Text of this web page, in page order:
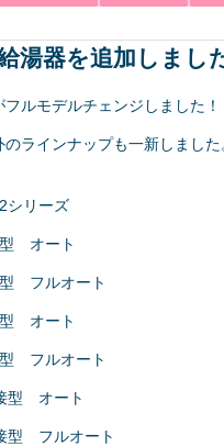
器を追加しまし
ルモデルチェンジしました！
ラインナップも一新しました
シリーズ
オート
フルオート
オート
フルオート
型 オート
型 フルオート